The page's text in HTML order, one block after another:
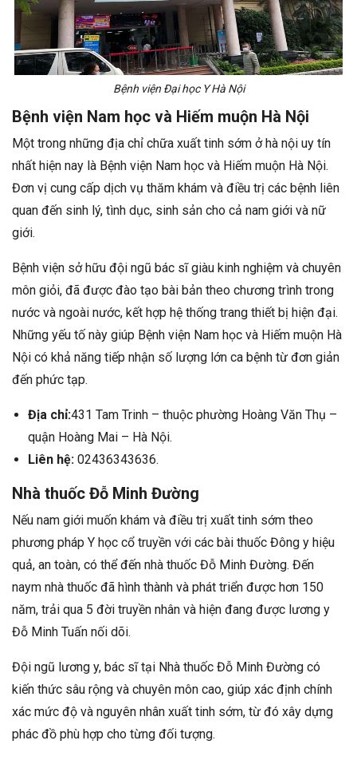
Bệnh viện Đại học Y Hà Nội
Bệnh viện Nam học và Hiếm muộn Hà Nội
Một trong những địa chỉ chữa xuất tinh sớm ở hà nội uy tín
nhất hiện nay là Bệnh viện Nam học và Hiếm muộn Hà Nội.
Đơn vị cung cấp dịch vụ thăm khám và điều trị các bệnh liên
quan đến sinh lý, tình dục, sinh sản cho cả nam giới và nữ
giới.
Bệnh viện sở hữu đội ngũ bác sĩ giàu kinh nghiệm và chuyên
môn giỏi, đã được đào tạo bài bản theo chương trình trong
nước và ngoài nước, kết hợp hệ thống trang thiết bị hiện đại.
Những yếu tố này giúp Bệnh viện Nam học và Hiếm muộn Hà
Nội có khả năng tiếp nhận số lượng lớn ca bệnh từ đơn giản
đến phức tạp.
Địa chỉ:431 Tam Trinh – thuộc phường Hoàng Văn Thụ –
quận Hoàng Mai – Hà Nội.
Liên hệ: 02436343636.
Nhà thuốc Đỗ Minh Đường
Nếu nam giới muốn khám và điều trị xuất tinh sớm theo
phương pháp Y học cổ truyền với các bài thuốc Đông y hiệu
quả, an toàn, có thể đến nhà thuốc Đỗ Minh Đường. Đến
naym nhà thuốc đã hình thành và phát triển được hơn 150
năm, trải qua 5 đời truyền nhân và hiện đang được lương y
Đỗ Minh Tuấn nối dõi.
Đội ngũ lương y, bác sĩ tại Nhà thuốc Đỗ Minh Đường có
kiến thức sâu rộng và chuyên môn cao, giúp xác định chính
xác mức độ và nguyên nhân xuất tinh sớm, từ đó xây dựng
phác đồ phù hợp cho từng đối tượng.